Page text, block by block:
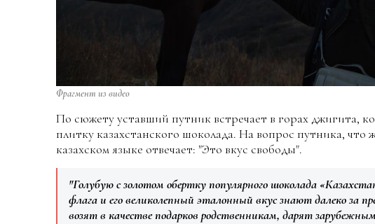
Фрагмент из видео
По сюжету уставший путник встречает в горах джигита,
плитку казахстанского шоколада. На вопрос путника, что
казахском языке отвечает: "Это вкус свободы".
"Голубую с золотом обертку популярного шоколада
флага и его великолепный эталонный вкус знают далеко за
возят в качестве подарков родственникам, дарят